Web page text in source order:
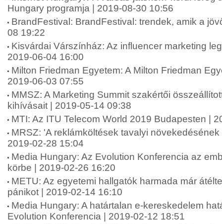
Hungary programja | 2019-08-30 10:56
BrandFestival: BrandFestival: trendek, amik a
08 19:22
Kisvárdai Várszínház: Az influencer marketing
2019-06-04 16:00
Milton Friedman Egyetem: A Milton Friedman
2019-06-03 07:55
MMSZ: A Marketing Summit szakértői
kihívásait | 2019-05-14 09:38
MTI: Az ITU Telecom World 2019 Budapesten |
MRSZ: 'A reklámköltések tavalyi
2019-02-28 15:04
Media Hungary: Az Evolution Konferencia az
körbe | 2019-02-26 16:20
METU: Az egyetemi hallgatók harmada már
pánikot | 2019-02-14 16:10
Media Hungary: A határtalan e-kereskedelem
Evolution Konferencia | 2019-02-12 18:51